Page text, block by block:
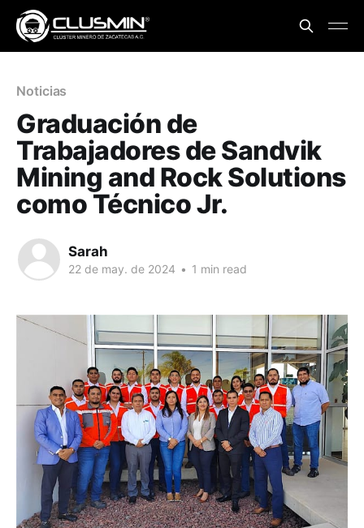
Noticias
Graduación de
Trabajadores de Sandvik
Mining and Rock Solutions
como Técnico Jr.
Sarah
22 de may. de 2024 • 1 min read